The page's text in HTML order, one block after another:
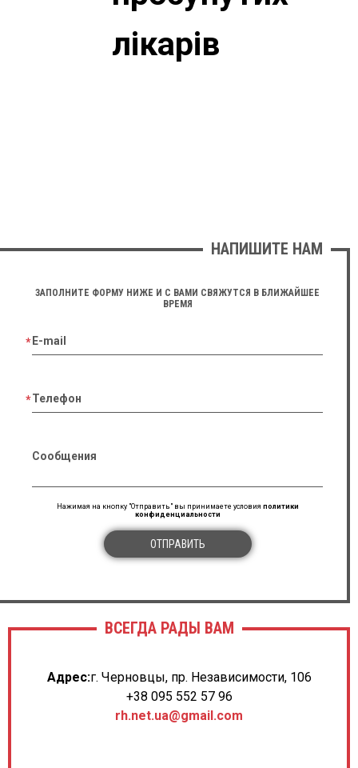
лікарів
НАПИШИТЕ НАМ
ЗАПОЛНИТЕ ФОРМУ НИЖЕ И С ВАМИ СВЯЖУТСЯ В БЛИЖАЙШЕЕ
ВРЕМЯ
E-mail
Телефон
Сообщения
Нажимая на кнопку "Отправить" вы принимаете условия политики
конфиденциальности
ОТПРАВИТЬ
ВСЕГДА РАДЫ ВАМ
Адрес:г. Черновцы, пр. Независимости, 106
+38 095 552 57 96
rh.net.ua@gmail.com